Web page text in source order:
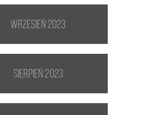
wrzesień 2023
sierpień 2023